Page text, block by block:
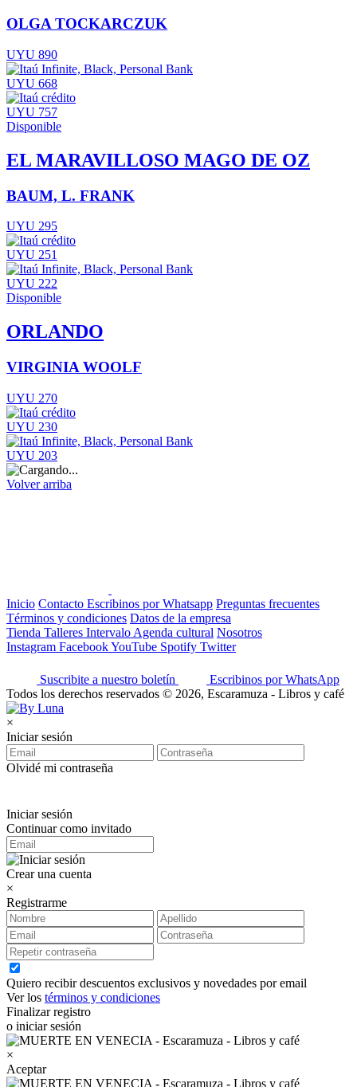
OLGA TOCKARCZUK
UYU 890
UYU 668
UYU 757
Disponible
EL MARAVILLOSO MAGO DE OZ
BAUM, L. FRANK
UYU 295
UYU 251
UYU 222
Disponible
ORLANDO
VIRGINIA WOOLF
UYU 270
UYU 230
UYU 203
Volver arriba
Inicio Contacto Escribinos por Whatsapp Preguntas frecuentes
Términos y condiciones Datos de la empresa
Tienda Talleres Intervalo Agenda cultural Nosotros
Instagram FacebookYouTube Spotify Twitter
Suscribite a nuestro boletín
Escribinos por WhatsApp
Todos los derechos reservados © 2026, Escaramuza - Libros y café
×
Iniciar sesión
Olvidé mi contraseña
Iniciar sesión
Continuar como invitado
Crear una cuenta
×
Registrarme
Quiero recibir descuentos exclusivos y novedades por email
Ver los términos y condiciones
Finalizar registro
o iniciar sesión
×
Aceptar